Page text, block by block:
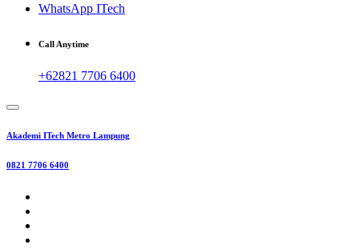
WhatsApp ITech
Call Anytime
+62821 7706 6400
Akademi ITech Metro Lampung
0821 7706 6400